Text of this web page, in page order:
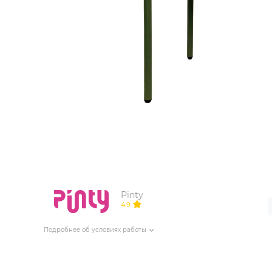
Pinty
4.9
Подробнее об условиях работы